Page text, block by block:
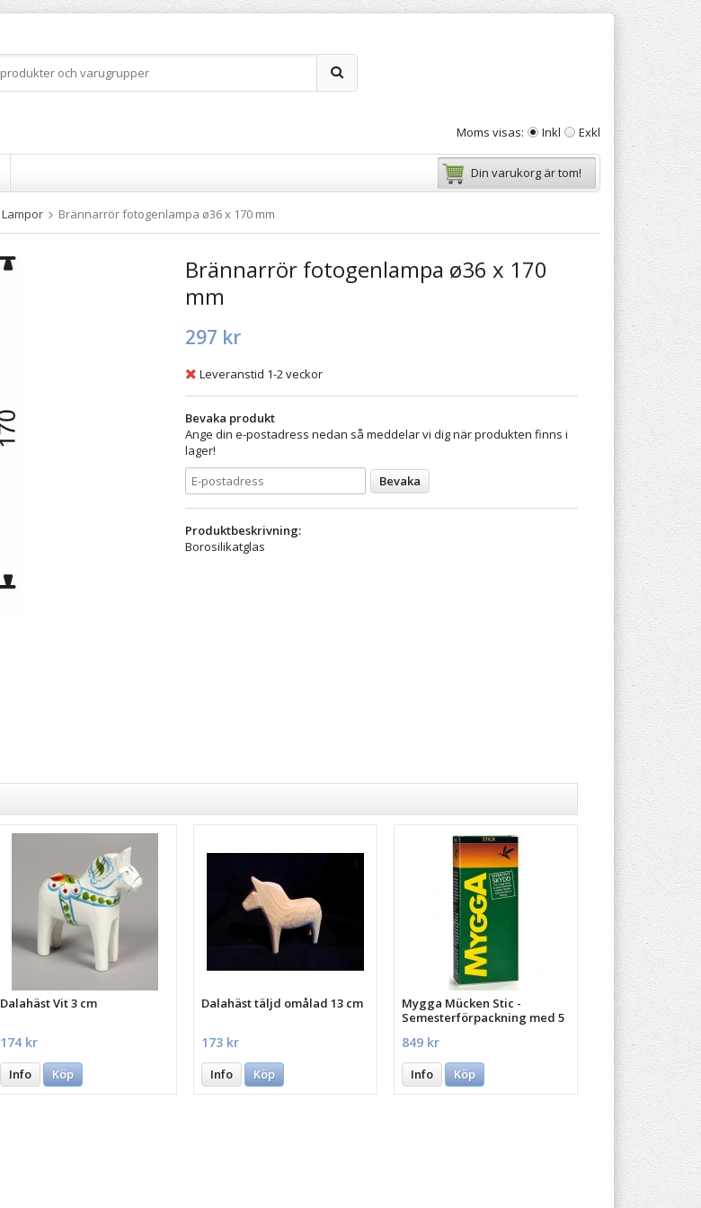
Moms visas: Inkl Exkl
Din varukorg är tom!
Lampor Brännarrör fotogenlampa ø36 x 170 mm
Brännarrör fotogenlampa ø36 x 170
mm
297 kr
Leveranstid 1-2 veckor
Bevaka produkt
Ange din e-postadress nedan så meddelar vi dig när produkten finns i
lager!
Bevaka
Produktbeskrivning:
Borosilikatglas
Dalahäst Vit 3 cm
174 kr
Info Köp
Dalahäst täljd omålad 13 cm
173 kr
Info Köp
Mygga Mücken Stic -
Semesterförpackning med 5
849 kr
Info Köp